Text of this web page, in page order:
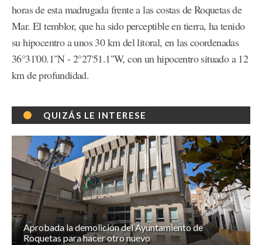
horas de esta madrugada frente a las costas de Roquetas de
Mar. El temblor, que ha sido perceptible en tierra, ha tenido
su hipocentro a unos 30 km del litoral, en las coordenadas
36°31'00.1"N - 2°27'51.1"W, con un hipocentro situado a 12
km de profundidad.
QUIZÁS LE INTERESE
Aprobada la demolición del Ayuntamiento de
Roquetas para hacer otro nuevo